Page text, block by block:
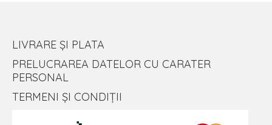
LIVRARE ȘI PLATA
PRELUCRAREA DATELOR CU CARATER
PERSONAL
TERMENI ȘI CONDIȚII